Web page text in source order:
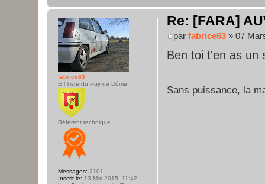
Re: [FARA]
par fabrice63 » 07
Ben toi t'en as un
Sans puissance, la
fabrice63
GTTiste du Puy de Dôme
Référent technique
Messages: 2101
Inscrit le: 13 Mai 2015, 11:42